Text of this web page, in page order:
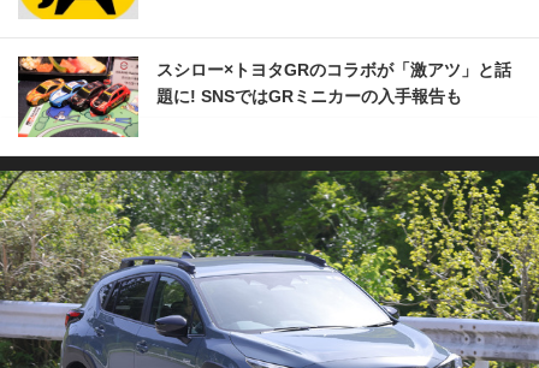
スシロー×トヨタGRのコラボが「激アツ」と話
題に! SNSではGRミニカーの入手報告も